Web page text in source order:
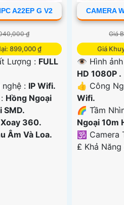
A22EP G V2
₫
899,000 ₫
Lượng : FULL
: IP Wifi.
Hồng Ngoại
SMD.
Xoay 360.
Âm Và Loa.
CAMERA
Giá
Giá
👁 Hình
HD 1080P .
👍 Công
Wifi.
🌈 Tầm
Ngoại 10m
🕉️ Camera
️₤ Khả Năng